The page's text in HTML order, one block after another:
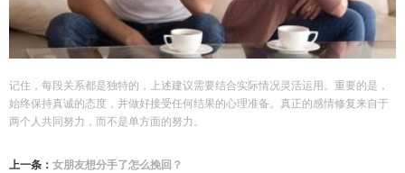
记住，每段关系都是独特的，上述建议需要结合实际情况灵活运用。重要的是，
始终保持真诚的态度，并做好接受任何结果的心理准备。真正的感情修复来自于
两个人共同努力，而不是单方面的努力。
上一条： 女朋友想分手了怎么挽回？